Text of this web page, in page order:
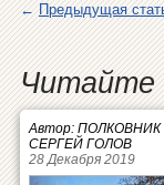
←Предыдущая
Читайте
Автор: ПОЛКОВНИК
СЕРГЕЙ ГОЛОВ
28 Декабря 2019